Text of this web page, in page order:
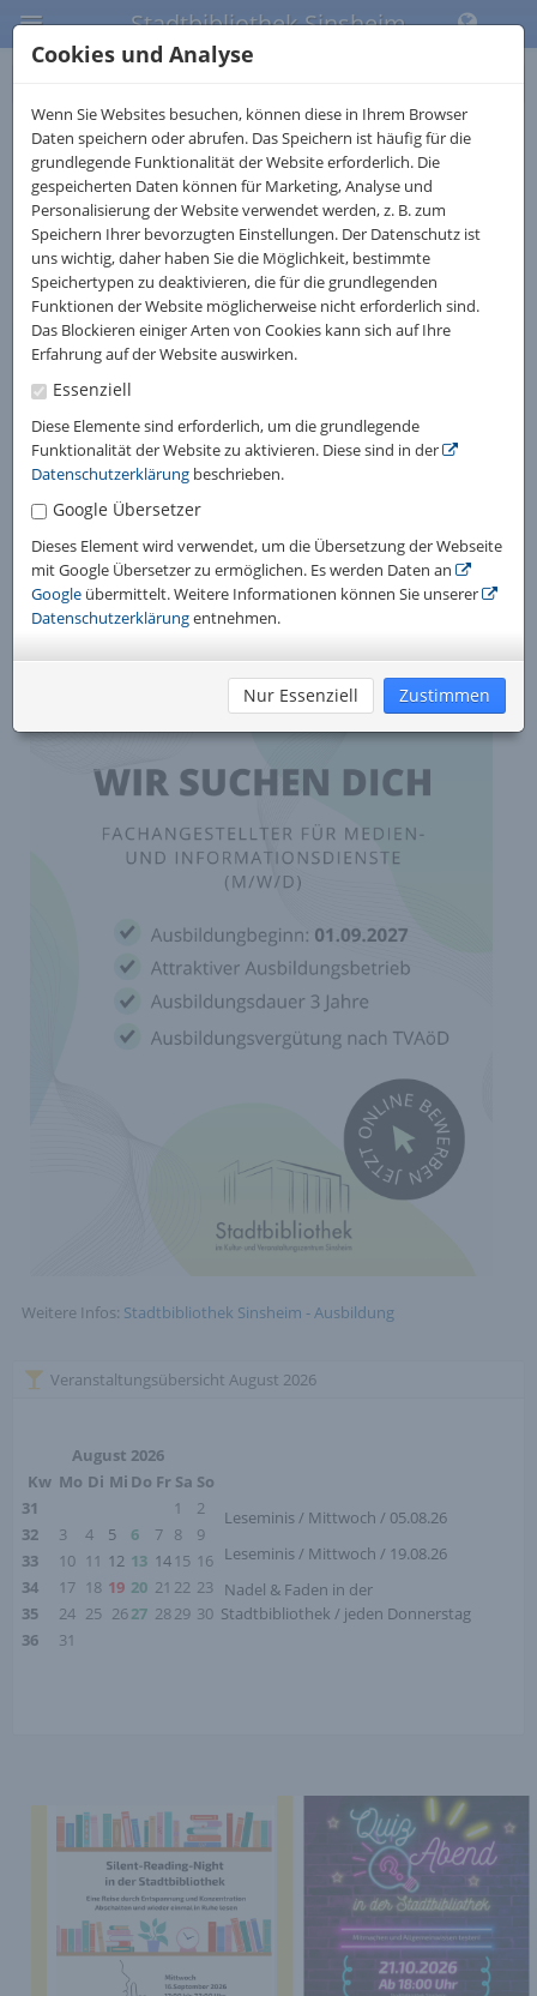
Stadtbibliothek Sinsheim
inkl. E-Medien
Willkommen im WebOPAC der Stadtbibliothek
Sinsheim
Sie können über unseren gesamten Medienbestand recherchieren
(73.465
Medien),
Verlängerungen vornehmen und Ihr Leserkonto einsehen.
Unsere neuen Bücher
Weitere Infos: Stadtbibliothek Sinsheim - Ausbildung
Veranstaltungsübersicht August 2026
August 2026
Kw Mo Di Mi Do Fr Sa So
31
1
2
32
3 4 5 6 7 8
9
33
10 11 12 13 14 15 16
34
17 18 19 20 21 22 23
35
24 25 2627 2829 30
36
31
Leseminis / Mittwoch / 05.08.26
Leseminis / Mittwoch / 19.08.26
Nadel & Faden in der
Stadtbibliothek / jeden Donnerstag
Cookies und Analyse
Wenn Sie Websites besuchen, können diese in Ihrem Browser
Daten speichern oder abrufen. Das Speichern ist häufig für die
grundlegende Funktionalität der Website erforderlich. Die
gespeicherten Daten können für Marketing, Analyse und
Personalisierung der Website verwendet werden, z. B. zum
Speichern Ihrer bevorzugten Einstellungen. Der Datenschutz ist
uns wichtig, daher haben Sie die Möglichkeit, bestimmte
Speichertypen zu deaktivieren, die für die grundlegenden
Funktionen der Website möglicherweise nicht erforderlich sind.
Das Blockieren einiger Arten von Cookies kann sich auf Ihre
Erfahrung auf der Website auswirken.
Essenziell
Diese Elemente sind erforderlich, um die grundlegende
Funktionalität der Website zu aktivieren. Diese sind in der
Datenschutzerklärung beschrieben.
Google Übersetzer
Dieses Element wird verwendet, um die Übersetzung der Webseite
mit Google Übersetzer zu ermöglichen. Es werden Daten an
Google übermittelt. Weitere Informationen können Sie unserer
Datenschutzerklärungentnehmen.